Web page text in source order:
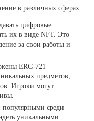
в различных сферах:
цифровые
их в виде NFT. Это
за свои работы и
ERC-721
предметов,
Игроки могут
популярными среди
уникальными